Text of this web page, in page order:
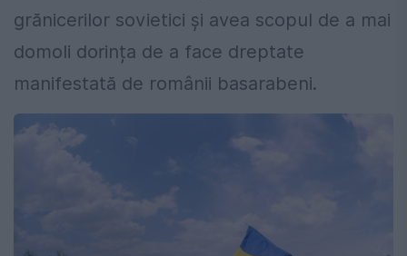
grănicerilor sovietici și avea scopul de a mai
domoli dorința de a face dreptate
manifestată de românii basarabeni.